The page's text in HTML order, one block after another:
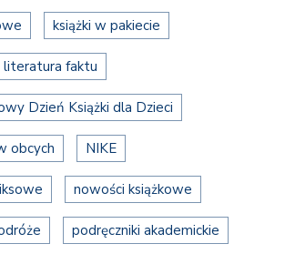
książki w pakiecie
literatura faktu
Dzień Książki dla Dzieci
obcych NIKE
nowości książkowe
podręczniki akademickie